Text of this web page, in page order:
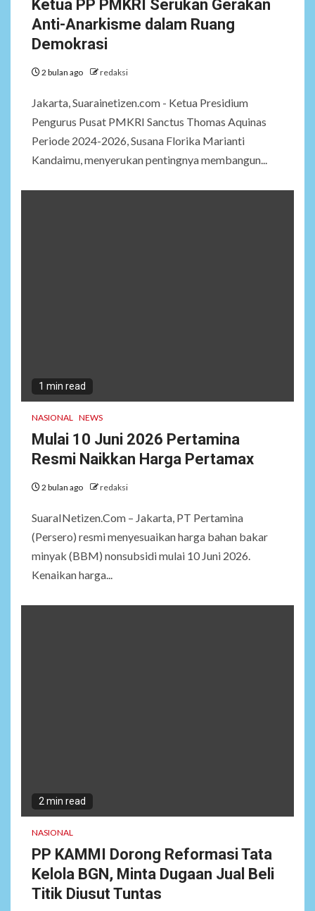
Ketua PP PMKRI Serukan Gerakan
Anti-Anarkisme dalam Ruang
Demokrasi
2 bulan ago redaksi
Jakarta, Suarainetizen.com - Ketua Presidium
Pengurus Pusat PMKRI Sanctus Thomas Aquinas
Periode 2024-2026, Susana Florika Marianti
Kandaimu, menyerukan pentingnya membangun...
1 min read
NASIONAL NEWS
Mulai 10 Juni 2026 Pertamina
Resmi Naikkan Harga Pertamax
2 bulan ago redaksi
SuaraINetizen.Com – Jakarta, PT Pertamina
(Persero) resmi menyesuaikan harga bahan bakar
minyak (BBM) nonsubsidi mulai 10 Juni 2026.
Kenaikan harga...
2 min read
NASIONAL
PP KAMMI Dorong Reformasi Tata
Kelola BGN, Minta Dugaan Jual Beli
Titik Diusut Tuntas